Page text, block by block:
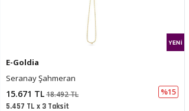
E-Goldia
Külçe Şahmeran
21.123 TL24.925 TL %15
7.355 TL x 3 Taksit